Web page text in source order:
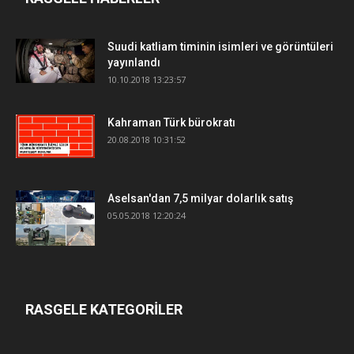
Suudi katliam timinin isimleri ve görüntüleri
yayınlandı
10.10.2018 13:23:57
Kahraman Türk bürokratı
20.08.2018 10:31:52
Aselsan'dan 7,5 milyar dolarlık satış
05.05.2018 12:20:24
RASGELE KATEGORİLER